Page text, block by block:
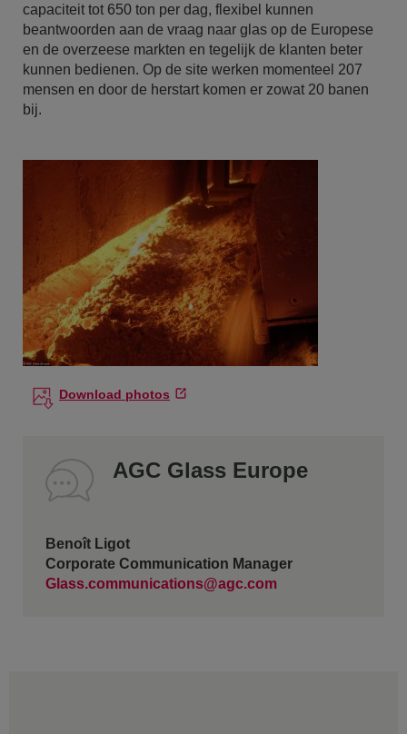
capaciteit tot 650 ton per dag, flexibel kunnen
beantwoorden aan de vraag naar glas op de Europese
en de overzeese markten en tegelijk de klanten beter
kunnen bedienen. Op de site werken momenteel 207
mensen en door de herstart komen er zowat 20 banen
bij.
Download photos
AGC Glass Europe
Benoît Ligot
Corporate Communication Manager
Glass.communications@agc.com